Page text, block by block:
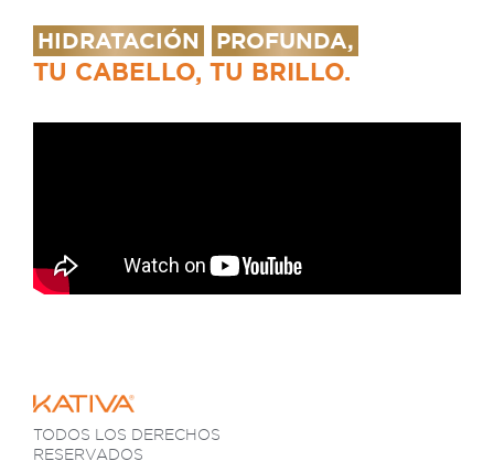
HIDRATACIÓN PROFUNDA,
TU CABELLO, TU BRILLO.
TODOS LOS DERECHOS
RESERVADOS